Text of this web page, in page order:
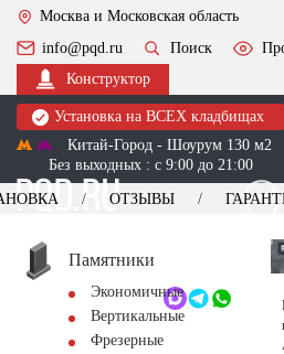
Москва и Московская область
info@pqd.ru
Поиск
Конструктор
Установка на ВСЕХ кладбищах
Китай-Город - Шоурум 130 м2
Без выходных : с 9:00 до 21:00
+7 (495) 518-44-23
Обратный звонок
ОТЗЫВЫ
Памятники
Экономичные
Вертикальные
Фрезерные